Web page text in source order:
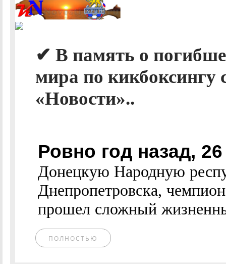
✔ В память о
мира по
«Новости»..
Ровно год назад,
Донецкую Народную
Днепропетровска,
прошел сложный
ПОЛНОСТЬЮ